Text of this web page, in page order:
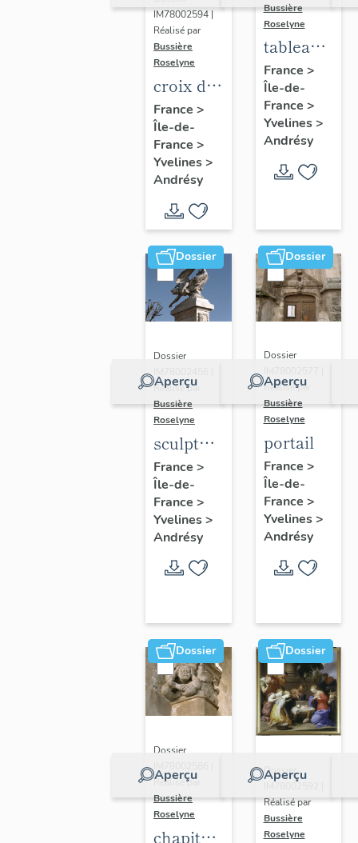
IM78002594 |
Réalisé par
Bussière
Roselyne
croix de
procession
n°2
France >
Île-de-
France >
Yvelines>
Andrésy
Bussière
Roselyne
tableau :
Le
Christ et
la veuve
de Naïm
France >
Île-de-
France >
Yvelines>
Andrésy
Dossier
Aperçu
Dossier
Réalisé par
Bussière
Roselyne
sculpture
: Victoire
jouant
de la
trompette
France >
Île-de-
France >
Yvelines>
Andrésy
Dossier
Aperçu
Dossier
Réalisé par
Bussière
Roselyne
portail
France >
Île-de-
France >
Yvelines>
Andrésy
Dossier
Aperçu
Dossier
Réalisé par
Bussière
Roselyne
chapiteau
Dossier
Aperçu
Dossier
IM78002592 |
Réalisé par
Bussière
Roselyne